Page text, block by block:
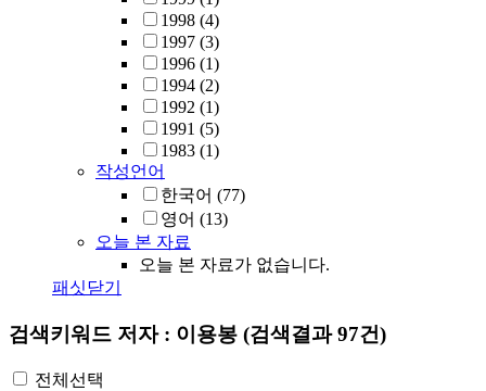
1998 (4)
1997 (3)
1996 (1)
1994 (2)
1992 (1)
1991 (5)
1983 (1)
작성언어
한국어 (77)
영어 (13)
오늘 본 자료
오늘 본 자료가 없습니다.
패싯닫기
검색키워드 저자 : 이용봉 (검색결과 97건)
전체선택